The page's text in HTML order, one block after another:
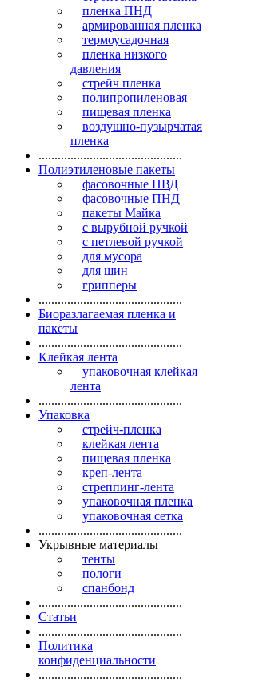
пленка ПНД
армированная пленка
термоусадочная
пленка низкого
давления
стрейч пленка
полипропиленовая
пищевая пленка
воздушно-пузырчатая
пленка
.............................................
Полиэтиленовые пакеты
фасовочные ПВД
фасовочные ПНД
пакеты Майка
с вырубной ручкой
с петлевой ручкой
для мусора
для шин
грипперы
.............................................
Биоразлагаемая пленка и
пакеты
.............................................
Клейкая лента
упаковочная клейкая
лента
.............................................
Упаковка
стрейч-пленка
клейкая лента
пищевая пленка
креп-лента
стреппинг-лента
упаковочная пленка
упаковочная сетка
.............................................
Укрывные материалы
тенты
пологи
спанбонд
.............................................
Статьи
.............................................
Политика
конфиденциальности
.............................................